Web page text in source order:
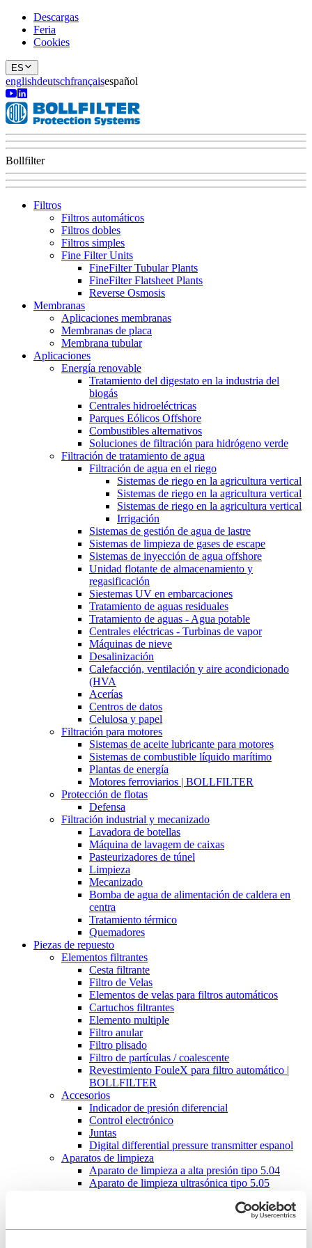
Descargas
Feria
Cookies
ES
englishdeutschfrançaisespañol
Bollfilter
Filtros
Filtros automáticos
Filtros dobles
Filtros simples
Fine Filter Units
FineFilter Tubular Plants
FineFilter Flatsheet Plants
Reverse Osmosis
Membranas
Aplicaciones membranas
Membranas de placa
Membrana tubular
Aplicaciones
Energía renovable
Tratamiento del digestato en la industria del
biogás
Centrales hidroeléctricas
Parques Eólicos Offshore
Combustibles alternativos
Soluciones de filtración para hidrógeno verde
Filtración de tratamiento de agua
Filtración de agua en el riego
Sistemas de riego en la agricultura vertical
Sistemas de riego en la agricultura vertical
Sistemas de riego en la agricultura vertical
Irrigación
Sistemas de gestión de agua de lastre
Sistemas de limpieza de gases de escape
Sistemas de inyección de agua offshore
Unidad flotante de almacenamiento y
regasificación
Siestemas UV en embarcaciones
Tratamiento de aguas residuales
Tratamiento de aguas - Agua potable
Centrales eléctricas - Turbinas de vapor
Máquinas de nieve
Desalinización
Calefacción, ventilación y aire acondicionado
(HVA
Acerías
Centros de datos
Celulosa y papel
Filtración para motores
Sistemas de aceite lubricante para motores
Sistemas de combustible líquido marítimo
Plantas de energía
Motores ferroviarios | BOLLFILTER
Protección de flotas
Defensa
Filtración industrial y mecanizado
Lavadora de botellas
Máquina de lavagem de caixas
Pasteurizadores de túnel
Limpieza
Mecanizado
Bomba de agua de alimentación de caldera en
centra
Tratamiento térmico
Quemadores
Piezas de repuesto
Elementos filtrantes
Cesta filtrante
Filtro de Velas
Elementos de velas para filtros automáticos
Cartuchos filtrantes
Elemento multiple
Filtro anular
Filtro plisado
Filtro de partículas / coalescente
Revestimiento FouleX para filtro automático |
BOLLFILTER
Accesorios
Indicador de presión diferencial
Control electrónico
Juntas
Digital differential pressure transmitter espanol
Aparatos de limpieza
Aparato de limpieza a alta presión tipo 5.04
Aparato de limpieza ultrasónica tipo 5.05
Mantenimiento de su filtro